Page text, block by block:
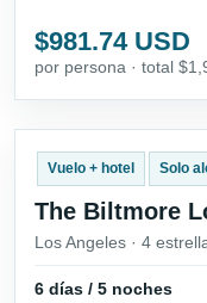
$981.74 USD
por persona · total
Vuelo + hotel Solo
The Biltmore
Los Angeles · 4
6 días / 5 noches